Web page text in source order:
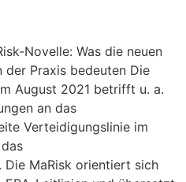
Novelle: Was die neuen
der Praxis bedeuten Die
August 2021 betrifft u. a.
an das
Verteidigungslinie im
Die MaRisk orientiert sich